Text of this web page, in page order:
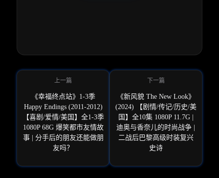
《幸福终点站》1-3季
Happy Endings (2011-2012)
【喜剧/爱情/美国】全1-3季
1080P 68G 爆笑都市友情故
事 | 分手后的朋友还能做朋
友吗？
《新风貌 The New Look》
(2024) 【剧情/传记/历史/美
国】全10集 1080P 11.7G |
迪奥与香奈儿的时尚战争 |
二战后巴黎高级时装复兴
史诗